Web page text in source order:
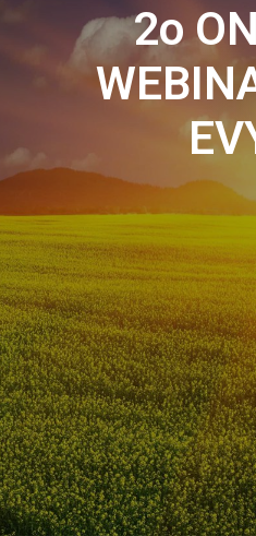
2ο